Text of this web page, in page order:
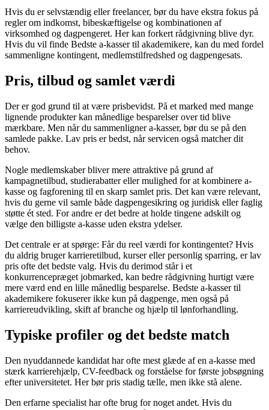
Hvis du er selvstændig eller freelancer, bør du have ekstra fokus på
regler om indkomst, bibeskæftigelse og kombinationen af
virksomhed og dagpengeret. Her kan forkert rådgivning blive dyr.
Hvis du vil finde Bedste a-kasser til akademikere, kan du med fordel
sammenligne kontingent, medlemstilfredshed og dagpengesats.
Pris, tilbud og samlet værdi
Der er god grund til at være prisbevidst. På et marked med mange
lignende produkter kan månedlige besparelser over tid blive
mærkbare. Men når du sammenligner a-kasser, bør du se på den
samlede pakke. Lav pris er bedst, når servicen også matcher dit
behov.
Nogle medlemskaber bliver mere attraktive på grund af
kampagnetilbud, studierabatter eller mulighed for at kombinere a-
kasse og fagforening til en skarp samlet pris. Det kan være relevant,
hvis du gerne vil samle både dagpengesikring og juridisk eller faglig
støtte ét sted. For andre er det bedre at holde tingene adskilt og
vælge den billigste a-kasse uden ekstra ydelser.
Det centrale er at spørge: Får du reel værdi for kontingentet? Hvis
du aldrig bruger karrieretilbud, kurser eller personlig sparring, er lav
pris ofte det bedste valg. Hvis du derimod står i et
konkurrencepræget jobmarked, kan bedre rådgivning hurtigt være
mere værd end en lille månedlig besparelse. Bedste a-kasser til
akademikere fokuserer ikke kun på dagpenge, men også på
karriereudvikling, skift af branche og hjælp til lønforhandling.
Typiske profiler og det bedste match
Den nyuddannede kandidat har ofte mest glæde af en a-kasse med
stærk karrierehjælp, CV-feedback og forståelse for første jobsøgning
efter universitetet. Her bør pris stadig tælle, men ikke stå alene.
Den erfarne specialist har ofte brug for noget andet. Hvis du